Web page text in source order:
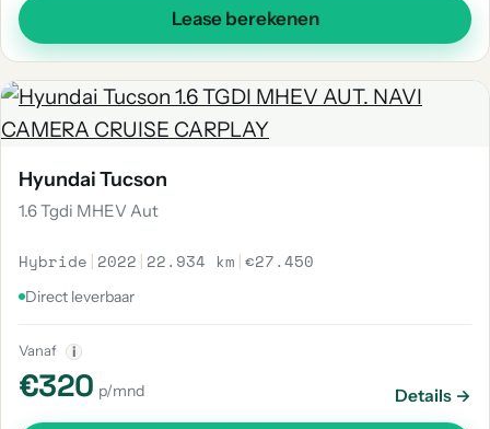
Lease berekenen
Hyundai Tucson
1.6 Tgdi MHEV Aut
Hybride | 2022 | 22.934 km |€27.450
Direct leverbaar
Vanaf i
€320 p/mnd Details →